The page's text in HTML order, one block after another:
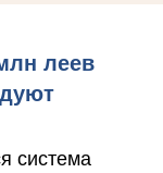
леев
система